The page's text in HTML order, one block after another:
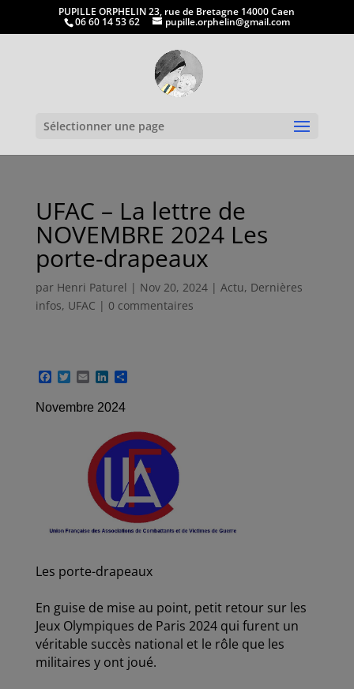
PUPILLE ORPHELIN 23, rue de Bretagne 14000 Caen
06 60 14 53 62 pupille.orphelin@gmail.com
Sélectionner une page
UFAC – La lettre de
NOVEMBRE 2024 Les
porte-drapeaux
par Henri Paturel | Nov 20, 2024| Actu, Dernières
infos, UFAC | 0 commentaires
F
c
e
T
i
t
E
a
i
L
n
k
d
I
P
a
g
e
Novembre 2024
Les porte-drapeaux
En guise de mise au point, petit retour sur les
Jeux Olympiques de Paris 2024 qui furent un
véritable succès national et le rôle que les
militaires y ont joué.